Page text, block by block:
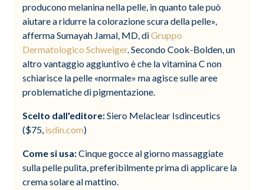
producono melanina nella pelle, in quanto tale può
aiutare a ridurre la colorazione scura della pelle»,
afferma Sumayah Jamal, MD, diGruppo
Dermatologico Schweiger. Secondo Cook-Bolden, un
altro vantaggio aggiuntivo è che la vitamina C non
schiarisce la pelle «normale» ma agisce sulle aree
problematiche di pigmentazione.
Scelto dall'editore:Siero Melaclear Isdinceutics
($75, isdin.com)
Come si usa:Cinque gocce al giorno massaggiate
sulla pelle pulita, preferibilmente prima di applicare la
crema solare al mattino.